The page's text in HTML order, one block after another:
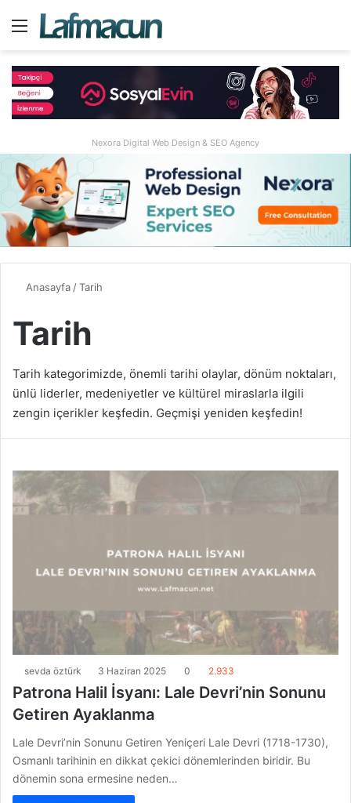
Menü
Nexora Digital Web Design & SEO Agency
Anasayfa/Tarih
Tarih
Tarih kategorimizde, önemli tarihi olaylar, dönüm noktaları,
ünlü liderler, medeniyetler ve kültürel miraslarla ilgili
zengin içerikler keşfedin. Geçmişi yeniden keşfedin!
sevda öztürk 3 Haziran 2025 0 2.933
Patrona Halil İsyanı: Lale Devri’nin Sonunu
Getiren Ayaklanma
Lale Devri’nin Sonunu Getiren Yeniçeri Lale Devri (1718-1730),
Osmanlı tarihinin en dikkat çekici dönemlerinden biridir. Bu
dönemin sona ermesine neden…